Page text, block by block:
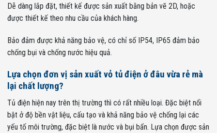
Dễ dàng lắp đặt, thiết kế được sản xuất bằng bản vẽ 2D, hoặc
được thiết kế theo nhu cầu của khách hàng.
Bảo đảm được khả năng bảo vệ, có chỉ số IP54, IP65 đảm bảo
chống bụi và chống nước hiệu quả.
Lựa chọn đơn vị sản xuất vỏ tủ điện ở đâu vừa rẻ mà
lại chất lượng?
Tủ điện hiện nay trên thị trường thì có rất nhiều loại. Đặc biệt nổi
bật ở độ bền vật liệu, cấu tạo và khả năng bảo vệ chống lại các
yếu tố môi trường, đặc biệt là nước và bụi bẩn. Lựa chọn được sản